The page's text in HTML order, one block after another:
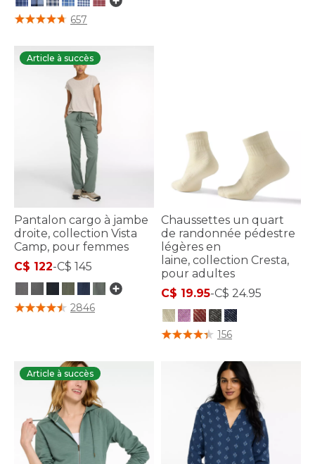
5 sur 5 Évaluation des clients
657
Article à succès
Pantalon cargo à jambe
droite, collection Vista
Camp, pour femmes
C$ 122-C$ 145
5 sur 5 Évaluation des clients
2846
Chaussettes un quart
de randonnée pédestre
légères en
laine, collection Cresta,
pour adultes
C$ 19.95-C$ 24.95
4,7 sur 5 Évaluation des clients
156
Article à succès